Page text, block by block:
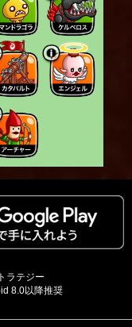
ラテジー
8.0以降推奨